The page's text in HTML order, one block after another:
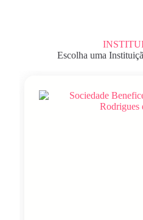
Escolha uma